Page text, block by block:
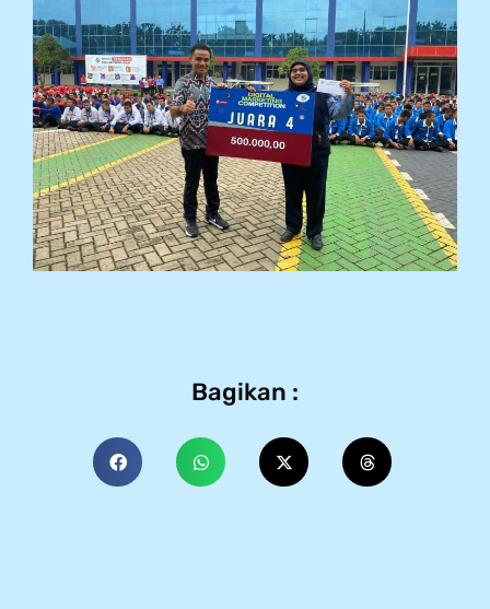
Bagikan :